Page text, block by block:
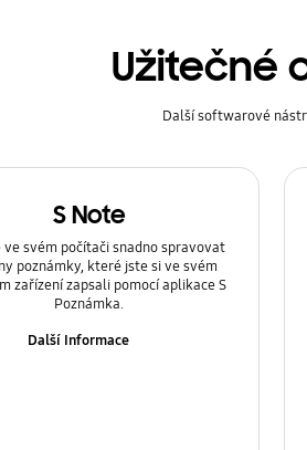
Užitečné
Další softwarové
S Note
ve svém počítači snadno spravovat
poznámky, které jste si ve svém
zařízení zapsali pomocí aplikace S
Poznámka.
Další Informace